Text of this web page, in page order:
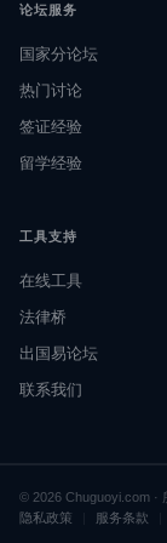
论坛服务
国家分论坛
热门讨论
签证经验
留学经验
工具支持
在线工具
法律桥
出国易论坛
联系我们
© 2026 Chuguoyi.com ·
隐私政策
服务条款